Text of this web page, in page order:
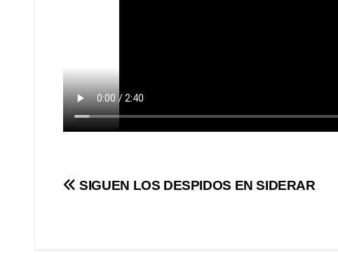
Navegación
SIGUEN LOS DESPIDOS EN SIDERAR